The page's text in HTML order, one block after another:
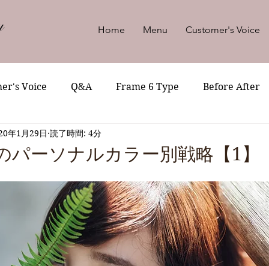
Voice Q&A Frame 6 Type Before After
パーソナルカラー別戦略【1】
年1月29日 読了時間: 4分
Home Menu Customer's Voice